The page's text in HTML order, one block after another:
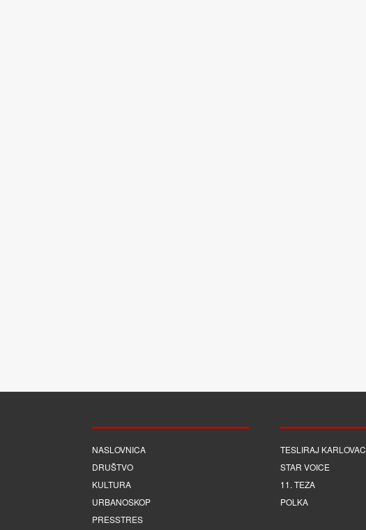
NASLOVNICA
DRUŠTVO
KULTURA
URBANOSKOP
PRESSTRES
TESLIRAJ KARLOVAC
STAR VOICE
11. TEZA
POLKA